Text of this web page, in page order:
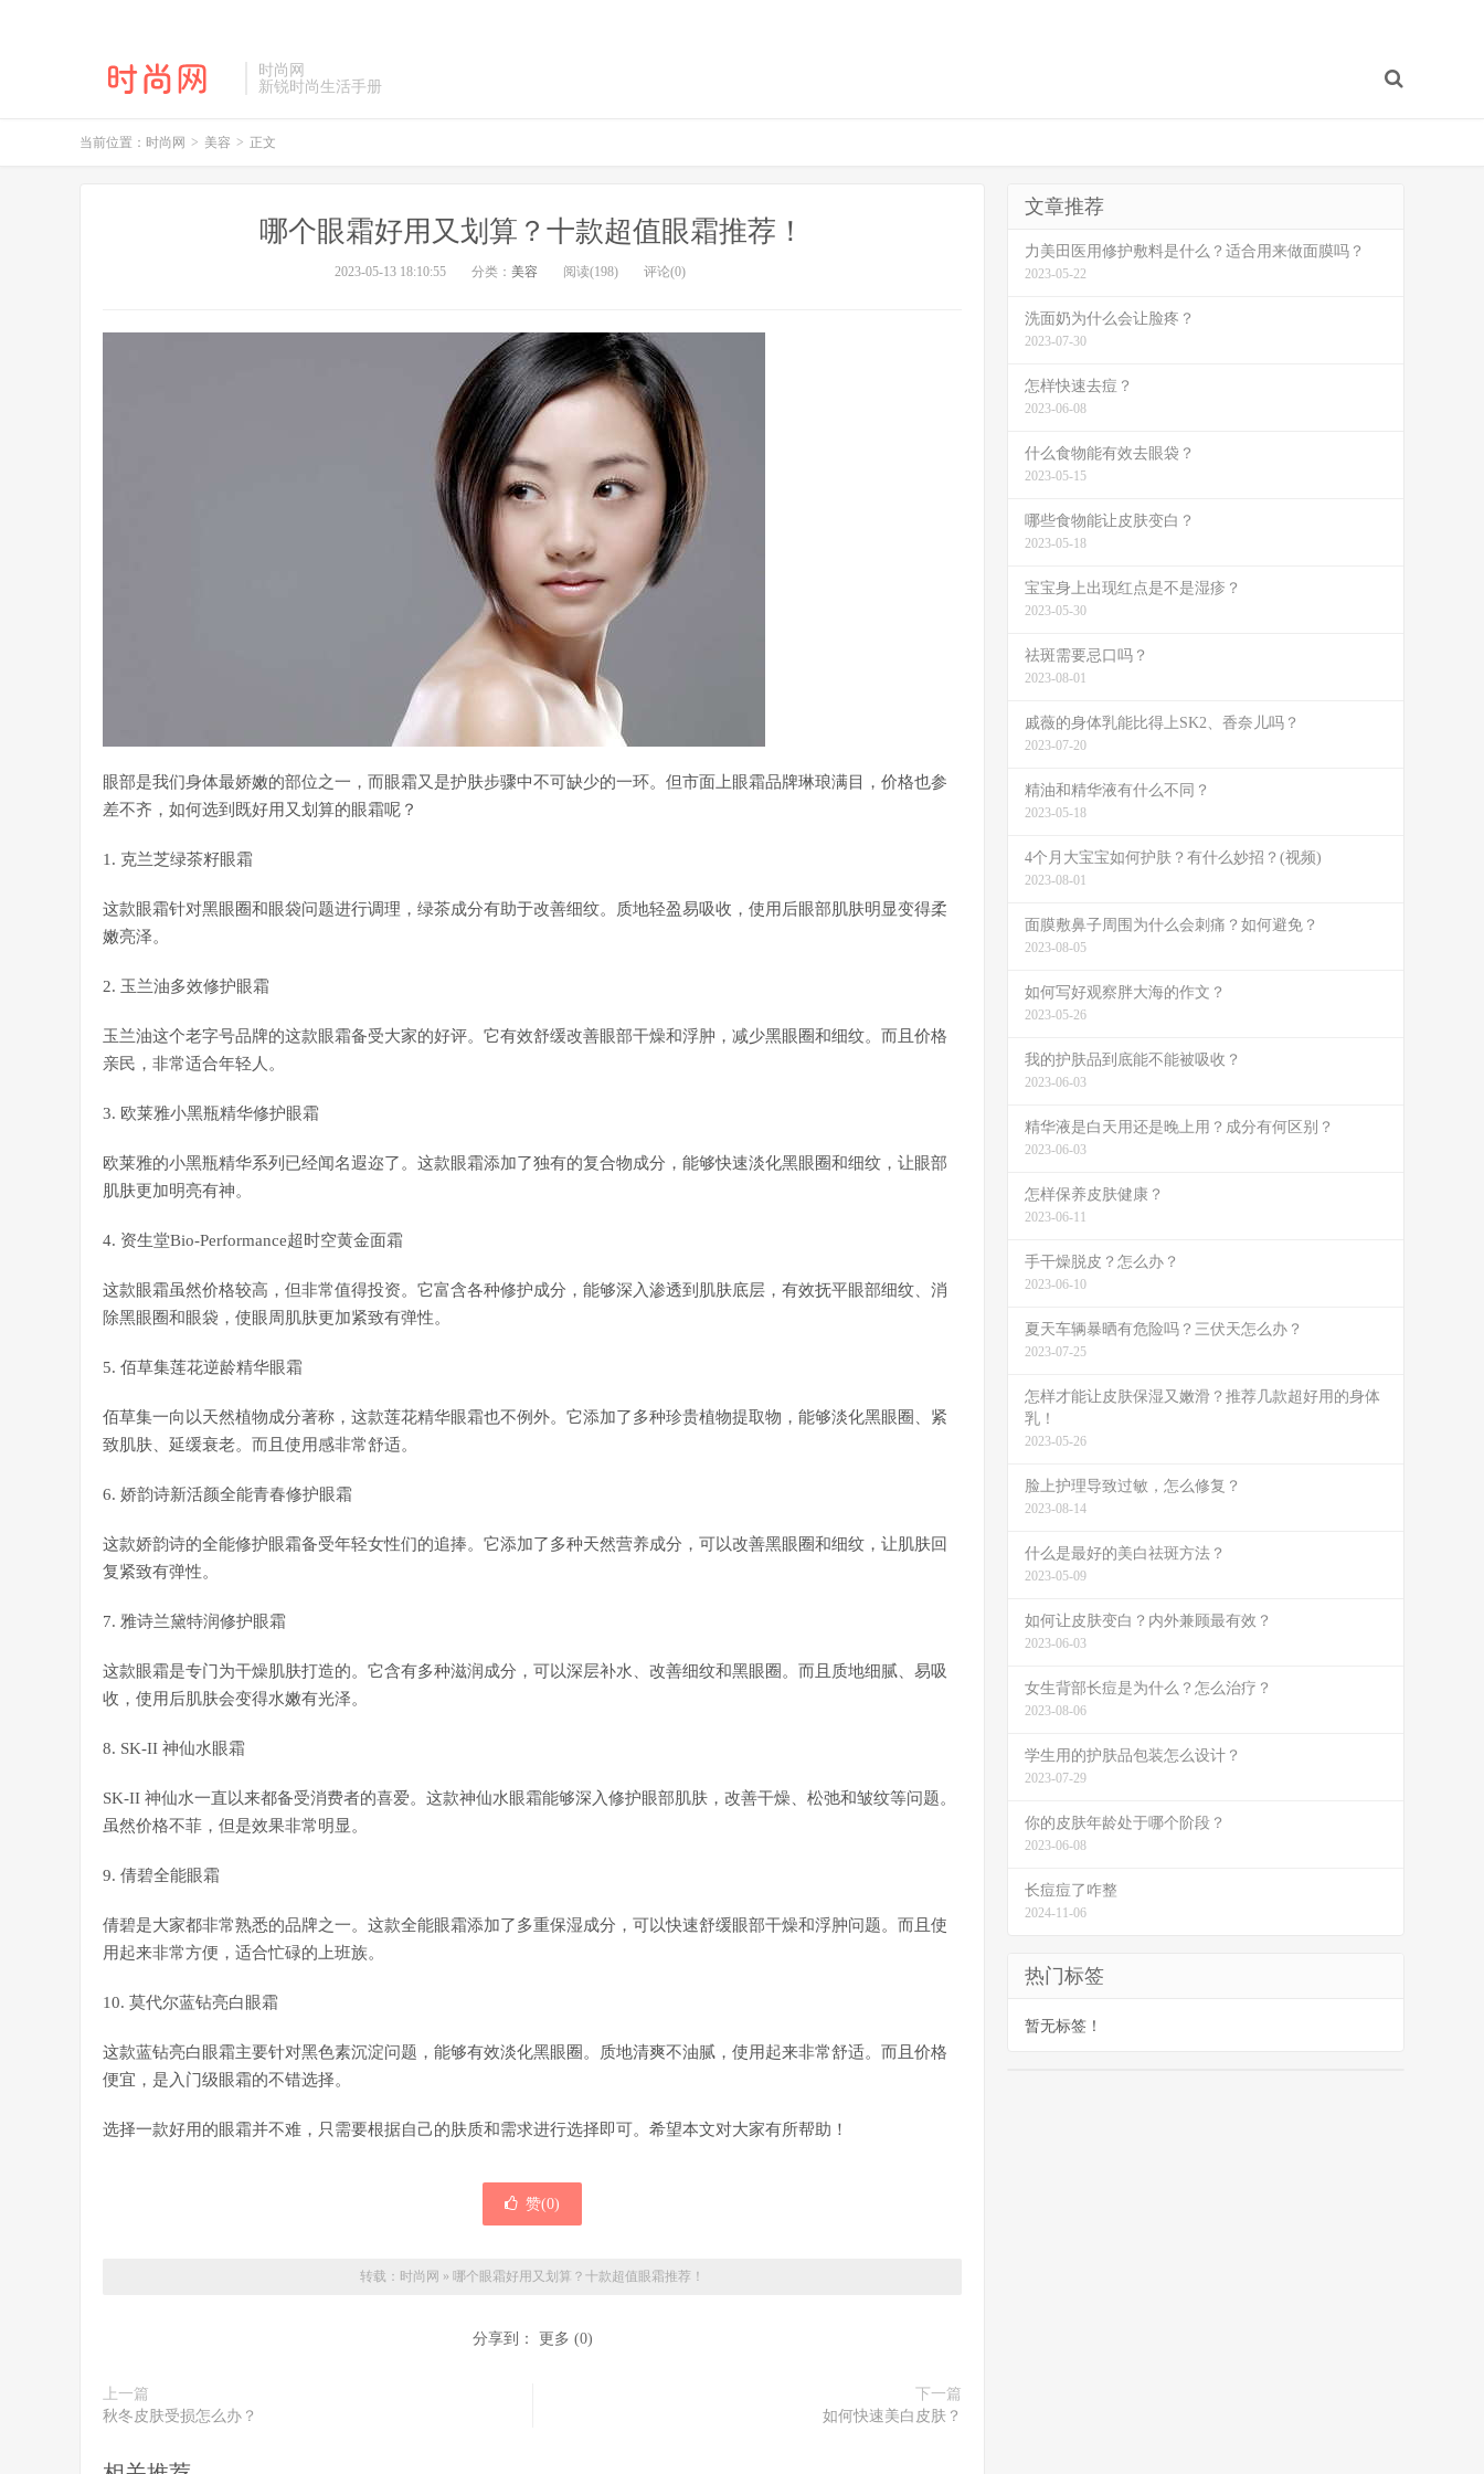
时尚网
新锐时尚生活手册
当前位置： 时尚网 > 美容 > 正文
哪个眼霜好用又划算？十款超值眼霜推荐！
2023-05-13 18:10:55 分类： 美容 阅读(198) 评论(0)
眼部是我们身体最娇嫩的部位之一，而眼霜又是护肤步骤中不可缺少的一环。但市面上眼霜品牌琳琅满目，价格也参
差不齐，如何选到既好用又划算的眼霜呢？
1. 克兰芝绿茶籽眼霜
这款眼霜针对黑眼圈和眼袋问题进行调理，绿茶成分有助于改善细纹。质地轻盈易吸收，使用后眼部肌肤明显变得柔
嫩亮泽。
2. 玉兰油多效修护眼霜
玉兰油这个老字号品牌的这款眼霜备受大家的好评。它有效舒缓改善眼部干燥和浮肿，减少黑眼圈和细纹。而且价格
亲民，非常适合年轻人。
3. 欧莱雅小黑瓶精华修护眼霜
欧莱雅的小黑瓶精华系列已经闻名遐迩了。这款眼霜添加了独有的复合物成分，能够快速淡化黑眼圈和细纹，让眼部
肌肤更加明亮有神。
4. 资生堂Bio-Performance超时空黄金面霜
这款眼霜虽然价格较高，但非常值得投资。它富含各种修护成分，能够深入渗透到肌肤底层，有效抚平眼部细纹、消
除黑眼圈和眼袋，使眼周肌肤更加紧致有弹性。
5. 佰草集莲花逆龄精华眼霜
佰草集一向以天然植物成分著称，这款莲花精华眼霜也不例外。它添加了多种珍贵植物提取物，能够淡化黑眼圈、紧
致肌肤、延缓衰老。而且使用感非常舒适。
6. 娇韵诗新活颜全能青春修护眼霜
这款娇韵诗的全能修护眼霜备受年轻女性们的追捧。它添加了多种天然营养成分，可以改善黑眼圈和细纹，让肌肤回
复紧致有弹性。
7. 雅诗兰黛特润修护眼霜
这款眼霜是专门为干燥肌肤打造的。它含有多种滋润成分，可以深层补水、改善细纹和黑眼圈。而且质地细腻、易吸
收，使用后肌肤会变得水嫩有光泽。
8. SK-II 神仙水眼霜
SK-II 神仙水一直以来都备受消费者的喜爱。这款神仙水眼霜能够深入修护眼部肌肤，改善干燥、松弛和皱纹等问题。
虽然价格不菲，但是效果非常明显。
9. 倩碧全能眼霜
倩碧是大家都非常熟悉的品牌之一。这款全能眼霜添加了多重保湿成分，可以快速舒缓眼部干燥和浮肿问题。而且使
用起来非常方便，适合忙碌的上班族。
10. 莫代尔蓝钻亮白眼霜
这款蓝钻亮白眼霜主要针对黑色素沉淀问题，能够有效淡化黑眼圈。质地清爽不油腻，使用起来非常舒适。而且价格
便宜，是入门级眼霜的不错选择。
选择一款好用的眼霜并不难，只需要根据自己的肤质和需求进行选择即可。希望本文对大家有所帮助！
赞(0)
转载： 时尚网 » 哪个眼霜好用又划算？十款超值眼霜推荐！
分享到： 更多 (0)
上一篇
秋冬皮肤受损怎么办？
下一篇
如何快速美白皮肤？
文章推荐
力美田医用修护敷料是什么？适合用来做面膜吗？
2023-05-22
洗面奶为什么会让脸疼？
2023-07-30
怎样快速去痘？
2023-06-08
什么食物能有效去眼袋？
2023-05-15
哪些食物能让皮肤变白？
2023-05-18
宝宝身上出现红点是不是湿疹？
2023-05-30
祛斑需要忌口吗？
2023-08-01
戚薇的身体乳能比得上SK2、香奈儿吗？
2023-07-20
精油和精华液有什么不同？
2023-05-18
4个月大宝宝如何护肤？有什么妙招？(视频)
2023-08-01
面膜敷鼻子周围为什么会刺痛？如何避免？
2023-08-05
如何写好观察胖大海的作文？
2023-05-26
我的护肤品到底能不能被吸收？
2023-06-03
精华液是白天用还是晚上用？成分有何区别？
2023-06-03
怎样保养皮肤健康？
2023-06-11
手干燥脱皮？怎么办？
2023-06-10
夏天车辆暴晒有危险吗？三伏天怎么办？
2023-07-25
怎样才能让皮肤保湿又嫩滑？推荐几款超好用的身体
乳！
2023-05-26
脸上护理导致过敏，怎么修复？
2023-08-14
什么是最好的美白祛斑方法？
2023-05-09
如何让皮肤变白？内外兼顾最有效？
2023-06-03
女生背部长痘是为什么？怎么治疗？
2023-08-06
学生用的护肤品包装怎么设计？
2023-07-29
你的皮肤年龄处于哪个阶段？
2023-06-08
长痘痘了咋整
2024-11-06
热门标签
暂无标签！